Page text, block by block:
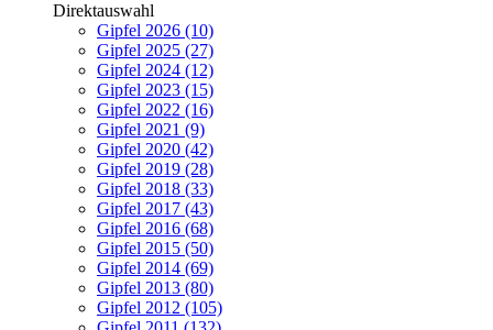
Direktauswahl
Gipfel 2026 (10)
Gipfel 2025 (27)
Gipfel 2024 (12)
Gipfel 2023 (15)
Gipfel 2022 (16)
Gipfel 2021 (9)
Gipfel 2020 (42)
Gipfel 2019 (28)
Gipfel 2018 (33)
Gipfel 2017 (43)
Gipfel 2016 (68)
Gipfel 2015 (50)
Gipfel 2014 (69)
Gipfel 2013 (80)
Gipfel 2012 (105)